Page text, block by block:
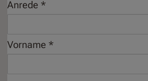
Anrede
Vorname